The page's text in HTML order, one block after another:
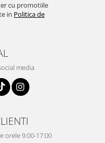
cu promotiile
in Politica de
media
orele 9:00-17:00